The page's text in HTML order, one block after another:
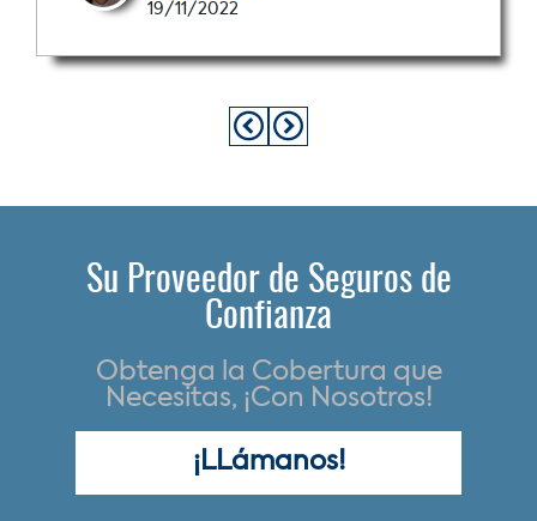
19/11/2022
Su Proveedor de Seguros de
Confianza
Obtenga la Cobertura que
Necesitas, ¡Con Nosotros!
¡LLámanos!